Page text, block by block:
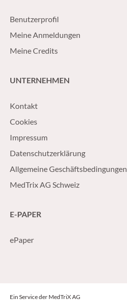
Benutzerprofil
Meine Anmeldungen
Meine Credits
UNTERNEHMEN
Kontakt
Cookies
Impressum
Datenschutzerklärung
Allgemeine Geschäftsbedingungen
MedTrix AG Schweiz
E-PAPER
ePaper
Ein Service der MedTriX AG